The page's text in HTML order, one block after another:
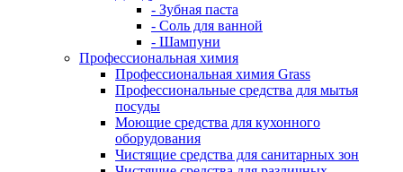
- Зубная паста
- Соль для ванной
- Шампуни
Профессиональная химия
Профессиональная химия Grass
Профессиональные средства для мытья
посуды
Моющие средства для кухонного
оборудования
Чистящие средства для санитарных зон